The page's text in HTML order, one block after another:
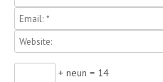
+ neun = 14